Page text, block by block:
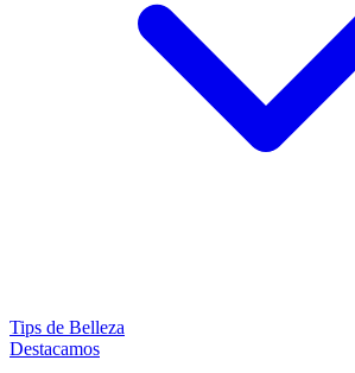
Tips de Belleza
Destacamos